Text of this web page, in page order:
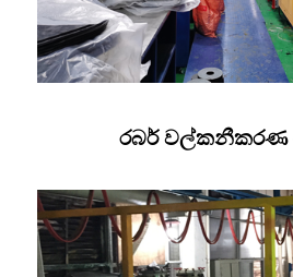
රබර් වල්කනීකරණ